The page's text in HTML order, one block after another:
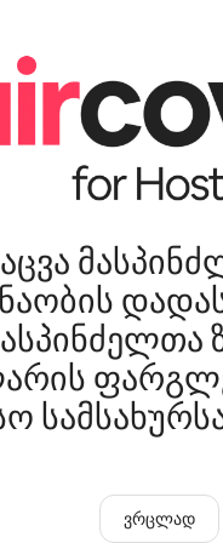
ვრცლად